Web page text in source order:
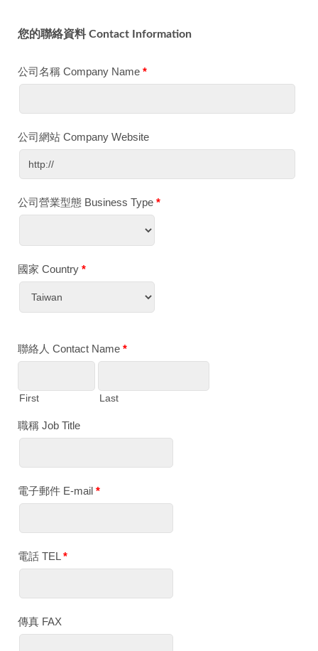
您的聯絡資料 Contact Information
公司名稱 Company Name *
公司網站 Company Website
公司營業型態 Business Type *
國家 Country *
聯絡人 Contact Name *
First Last
職稱 Job Title
電子郵件 E-mail *
電話 TEL*
傳真 FAX